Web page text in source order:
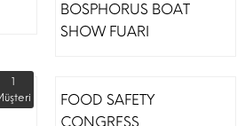
BOSPHORUS BOAT
SHOW FUARI
1
FOOD SAFETY
CONGRESS